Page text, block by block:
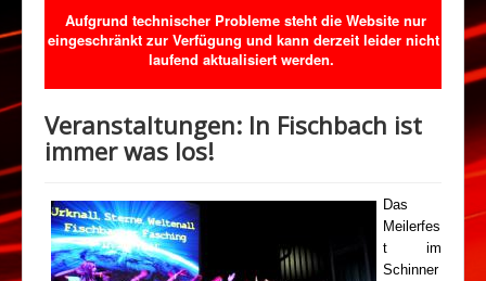
Förderverein
Kontakt
Klimaschutz
Aufgrund technischer Probleme steht die Website nur
eingeschränkt zur Verfügung und kann derzeit leider nicht
laufend aktualisiert werden.
Veranstaltungen: In Fischbach ist
immer was los!
Das
Meilerfes
t im
Schinner